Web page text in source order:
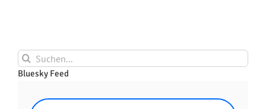
Suche
nach:
Bluesky Feed